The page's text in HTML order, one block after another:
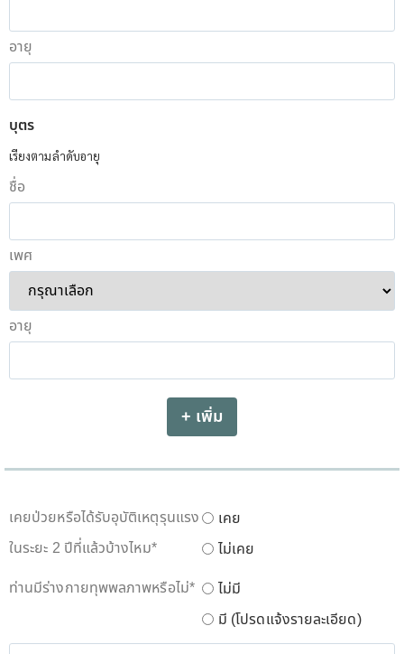
อายุ
บุตร
เรียงตามลำดับอายุ
ชื่อ
เพศ
อายุ
+ เพิ่ม
เคยป่วยหรือได้รับอุบัติเหตุรุนแรง
ในระยะ 2 ปีที่แล้วบ้างไหม*
เคย
ไม่เคย
ท่านมีร่างกายทุพพลภาพหรือไม่*
ไม่มี
มี (โปรดแจ้งรายละเอียด)